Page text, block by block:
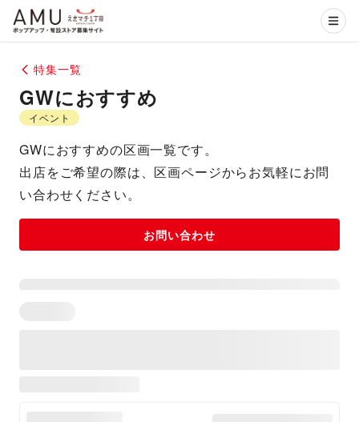
特集一覧
GWにおすすめ
イベント
GWにおすすめの区画一覧です。
出店をご希望の際は、区画ページからお気軽にお問
い合わせください。
お問い合わせ